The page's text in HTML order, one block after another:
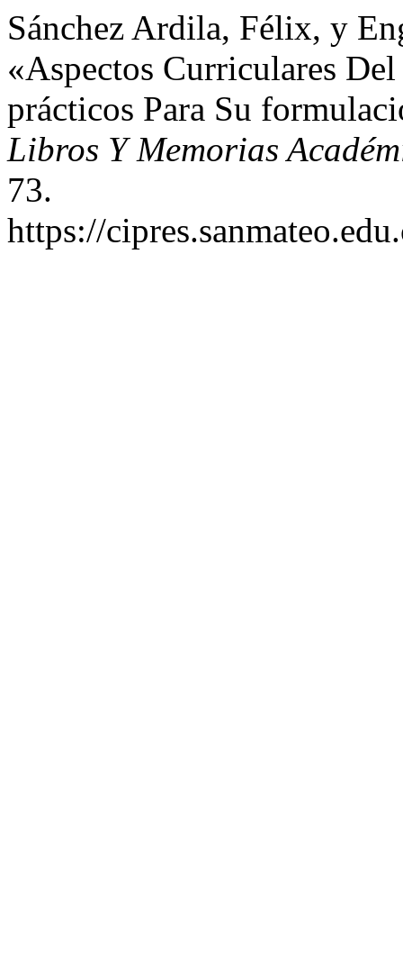
Sánchez Ardila, Félix, y
«Aspectos Curriculares
prácticos Para Su
Libros Y Memorias
73.
https://